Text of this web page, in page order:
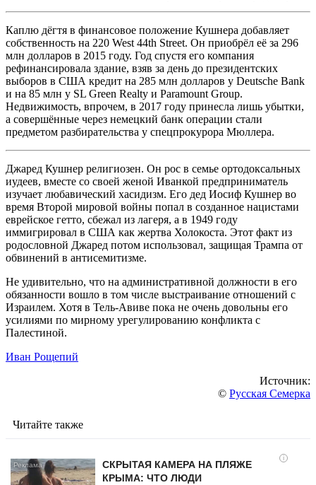
Каплю дёгтя в финансовое положение Кушнера добавляет
собственность на 220 West 44th Street. Он приобрёл её за 296
млн долларов в 2015 году. Год спустя его компания
рефинансировала здание, взяв за день до президентских
выборов в США кредит на 285 млн долларов у Deutsche Bank
и на 85 млн у SL Green Realty и Paramount Group.
Недвижимость, впрочем, в 2017 году принесла лишь убытки,
а совершённые через немецкий банк операции стали
предметом разбирательства у спецпрокурора Мюллера.
Джаред Кушнер религиозен. Он рос в семье ортодоксальных
иудеев, вместе со своей женой Иванкой предприниматель
изучает любавический хасидизм. Его дед Иосиф Кушнер во
время Второй мировой войны попал в созданное нацистами
еврейское гетто, сбежал из лагеря, а в 1949 году
иммигрировал в США как жертва Холокоста. Этот факт из
родословной Джаред потом использовал, защищая Трампа от
обвинений в антисемитизме.
Не удивительно, что на административной должности в его
обязанности вошло в том числе выстраивание отношений с
Израилем. Хотя в Тель-Авиве пока не очень довольны его
усилиями по мирному урегулированию конфликта с
Палестиной.
Иван Рощепий
Источник:
© Русская Семерка
Читайте также
i
СКРЫТАЯ КАМЕРА НА ПЛЯЖЕ
КРЫМА: ЧТО ЛЮДИ